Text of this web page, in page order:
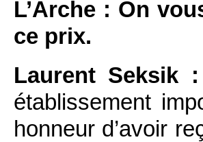
L’Arche : On
ce prix.
Laurent Seksik :
établissement
honneur d’avoir